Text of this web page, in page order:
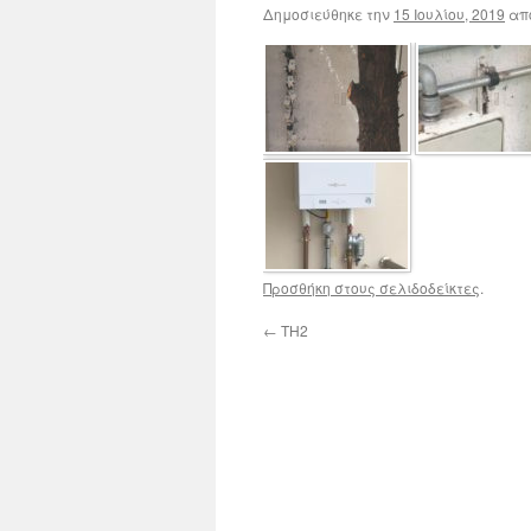
Δημοσιεύθηκε την 15 Ιουλίου, 2019
Προσθήκη στους σελιδοδείκτες.
← TH2